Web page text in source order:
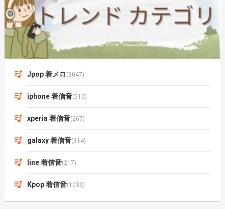
Jpop 着メロ (3047)
iphone 着信音(510)
xperia 着信音(267)
galaxy 着信音(314)
line 着信音(217)
Kpop 着信音(1039)